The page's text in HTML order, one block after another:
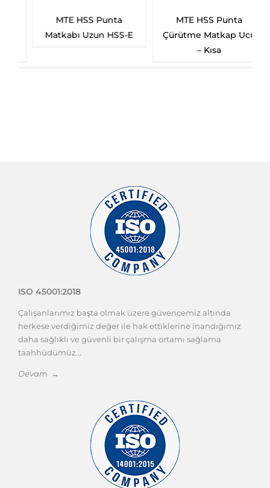
MTE HSS Punta
Matkabı Uzun HSS-E
MTE HSS Punta
Çürütme Matkap Ucu
– Kısa
ISO 45001:2018
Çalışanlarımız başta olmak üzere güvencemiz altında
herkese verdiğimiz değer ile hak ettiklerine inandığımız
daha sağlıklı ve güvenli bir çalışma ortamı sağlama
taahhüdümüz...
Devam →